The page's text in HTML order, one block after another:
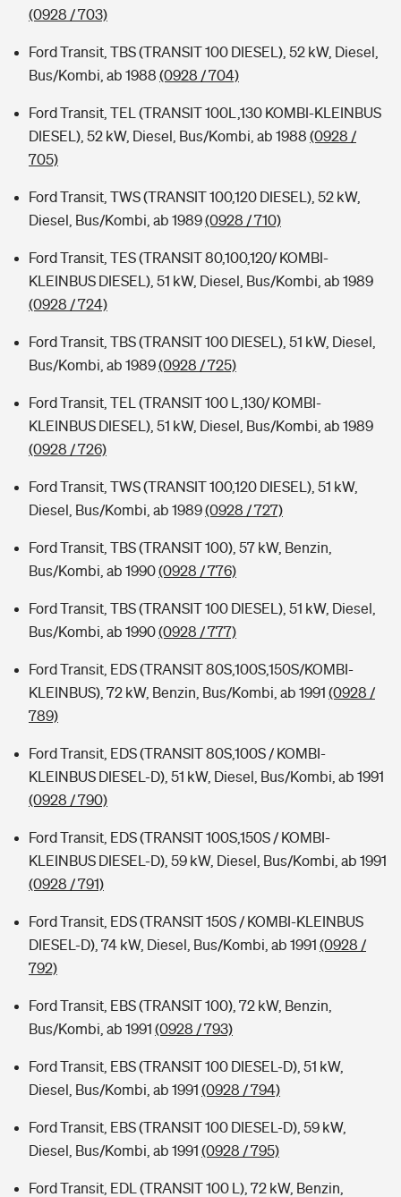
(0928 / 703)
Ford Transit, TBS (TRANSIT 100 DIESEL), 52 kW, Diesel,
Bus/Kombi, ab 1988 (0928 / 704)
Ford Transit, TEL (TRANSIT 100L,130 KOMBI-KLEINBUS
DIESEL), 52 kW, Diesel, Bus/Kombi, ab 1988 (0928 /
705)
Ford Transit, TWS (TRANSIT 100,120 DIESEL), 52 kW,
Diesel, Bus/Kombi, ab 1989(0928 / 710)
Ford Transit, TES (TRANSIT 80,100,120/ KOMBI-
KLEINBUS DIESEL), 51 kW, Diesel, Bus/Kombi, ab 1989
(0928 / 724)
Ford Transit, TBS (TRANSIT 100 DIESEL), 51 kW, Diesel,
Bus/Kombi, ab 1989(0928 / 725)
Ford Transit, TEL (TRANSIT 100 L,130/ KOMBI-
KLEINBUS DIESEL), 51 kW, Diesel, Bus/Kombi, ab 1989
(0928 / 726)
Ford Transit, TWS (TRANSIT 100,120 DIESEL), 51 kW,
Diesel, Bus/Kombi, ab 1989(0928 / 727)
Ford Transit, TBS (TRANSIT 100), 57 kW, Benzin,
Bus/Kombi, ab 1990(0928 / 776)
Ford Transit, TBS (TRANSIT 100 DIESEL), 51 kW, Diesel,
Bus/Kombi, ab 1990(0928 / 777)
Ford Transit, EDS (TRANSIT 80S,100S,150S/KOMBI-
KLEINBUS), 72 kW, Benzin, Bus/Kombi, ab 1991 (0928 /
789)
Ford Transit, EDS (TRANSIT 80S,100S / KOMBI-
KLEINBUS DIESEL-D), 51 kW, Diesel, Bus/Kombi, ab 1991
(0928 / 790)
Ford Transit, EDS (TRANSIT 100S,150S / KOMBI-
KLEINBUS DIESEL-D), 59 kW, Diesel, Bus/Kombi, ab 1991
(0928 / 791)
Ford Transit, EDS (TRANSIT 150S / KOMBI-KLEINBUS
DIESEL-D), 74 kW, Diesel, Bus/Kombi, ab 1991 (0928 /
792)
Ford Transit, EBS (TRANSIT 100), 72 kW, Benzin,
Bus/Kombi, ab 1991 (0928 / 793)
Ford Transit, EBS (TRANSIT 100 DIESEL-D), 51 kW,
Diesel, Bus/Kombi, ab 1991 (0928 / 794)
Ford Transit, EBS (TRANSIT 100 DIESEL-D), 59 kW,
Diesel, Bus/Kombi, ab 1991 (0928 / 795)
Ford Transit, EDL (TRANSIT 100 L), 72 kW, Benzin,